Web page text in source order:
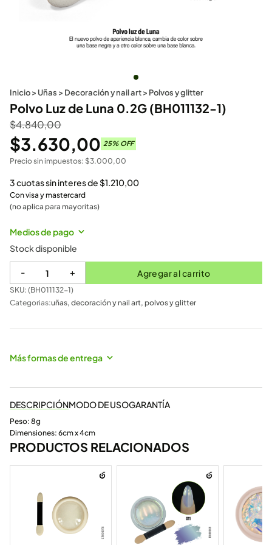
Inicio> Uñas > Decoración y nail art> Polvos y glitter
Polvo Luz de Luna 0.2G (BH011132-1)
$4.840,00
$3.630,00 25% OFF
Precio sin impuestos: $3.000,00
3 cuotas sin interes de$1.210,00
Con visa y mastercard
(no aplica para mayoritas)
Medios de pago
Stock disponible
- + Agregar al carrito
SKU: (BH011132-1)
Categorias:uñas, decoración y nail art, polvos y glitter
Más formas de entrega
DESCRIPCIÓNMODO DE USOGARANTÍA
Peso: 8g
Dimensiones: 6cm x 4cm
PRODUCTOS RELACIONADOS